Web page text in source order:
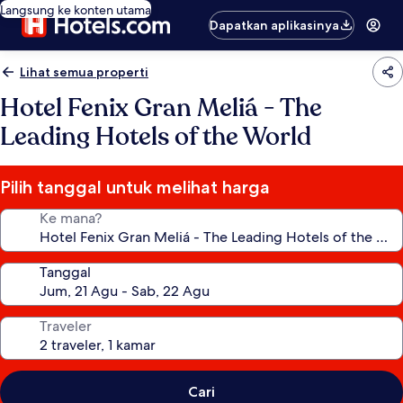
Langsung ke konten utama
Dapatkan aplikasinya
Lihat semua properti
Hotel Fenix Gran Meliá - The
Leading Hotels of the World
Pilih tanggal untuk melihat harga
Ke mana?
Tanggal
Traveler
Cari